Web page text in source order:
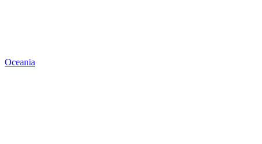
Oceania